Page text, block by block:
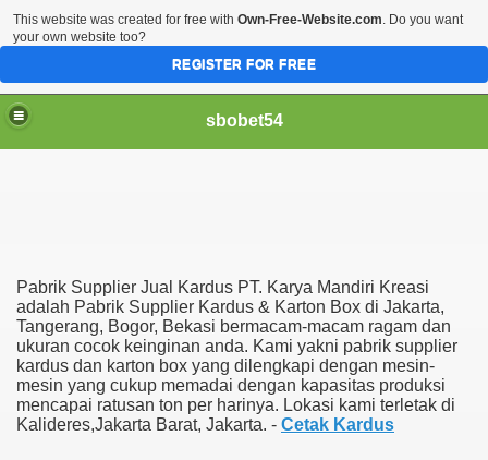
sbobet54
Pabrik Supplier Jual Kardus PT. Karya Mandiri Kreasi
adalah Pabrik Supplier Kardus & Karton Box di Jakarta,
Tangerang, Bogor, Bekasi bermacam-macam ragam dan
ukuran cocok keinginan anda. Kami yakni pabrik supplier
kardus dan karton box yang dilengkapi dengan mesin-
mesin yang cukup memadai dengan kapasitas produksi
mencapai ratusan ton per harinya. Lokasi kami terletak di
Kalideres,Jakarta Barat, Jakarta. - Cetak Kardus
This website was created for free with Own-Free-Website.com. Do you want
your own website too?
REGISTER FOR FREE